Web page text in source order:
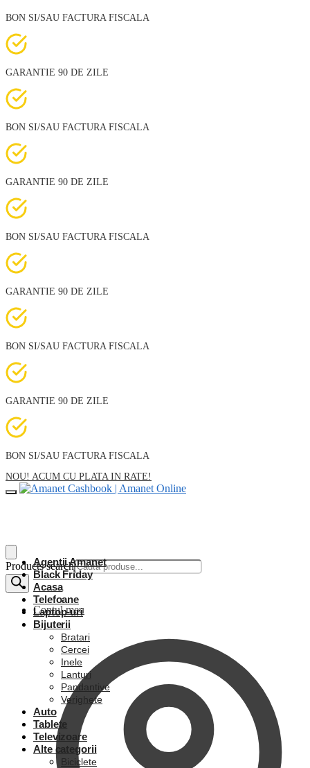
BON SI/SAU FACTURA FISCALA
GARANTIE 90 DE ZILE
BON SI/SAU FACTURA FISCALA
GARANTIE 90 DE ZILE
BON SI/SAU FACTURA FISCALA
GARANTIE 90 DE ZILE
BON SI/SAU FACTURA FISCALA
GARANTIE 90 DE ZILE
BON SI/SAU FACTURA FISCALA
NOU! ACUM CU PLATA IN RATE!
Products search
Contul meu
Agentii Amanet
Black Friday
Acasa
Telefoane
Laptop-uri
Bijuterii
Bratari
Cercei
Inele
Lanturi
Pandantive
Verighete
Auto
Tablete
Televizoare
Alte categorii
Biciclete